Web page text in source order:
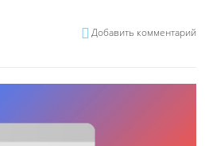
Добавить комментарий